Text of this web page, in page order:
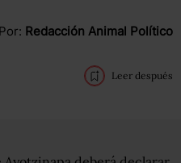
Por: Redacción Animal Político
Leer después